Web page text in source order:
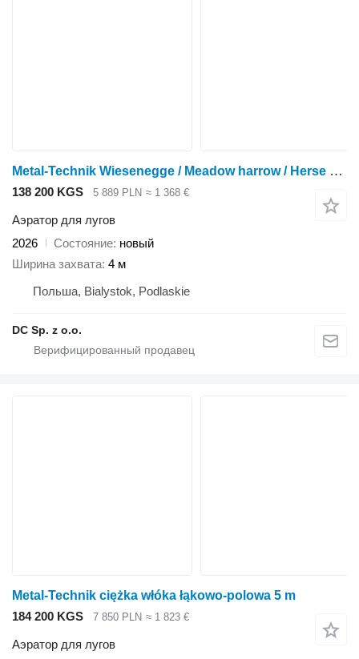
Metal-Technik Wiesenegge / Meadow harrow / Herse de prairie / Włóka 4 m
138 200 KGS 5 889 PLN ≈ 1 368 €
Аэратор для лугов
2026
Состояние новый
Ширина захвата 4 м
Польша, Bialystok, Podlaskie
DC Sp. z o.o.
Metal-Technik ciężka włóka łąkowo-polowa 5 m
184 200 KGS
7 850 PLN ≈ 1 823 €
Аэратор для лугов